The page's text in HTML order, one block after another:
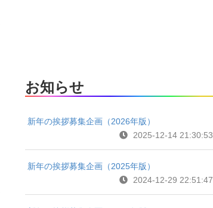
お知らせ
新年の挨拶募集企画（2026年版）
2025-12-14 21:30:53
新年の挨拶募集企画（2025年版）
2024-12-29 22:51:47